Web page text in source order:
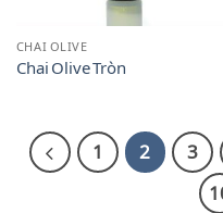
CHAI OLIVE
Chai Olive Tròn
1 2 3